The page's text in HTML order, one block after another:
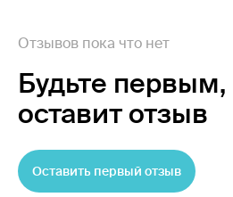
Отзывов пока что нет
Будьте первым,
оставит отзыв
Оставить первый отзыв